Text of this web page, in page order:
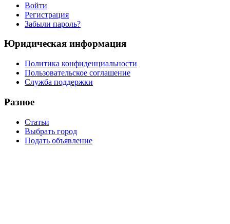
Войти
Регистрация
Забыли пароль?
Юридическая информация
Политика конфиденциальности
Пользовательское соглашение
Служба поддержки
Разное
Статьи
Выбрать город
Подать объявление